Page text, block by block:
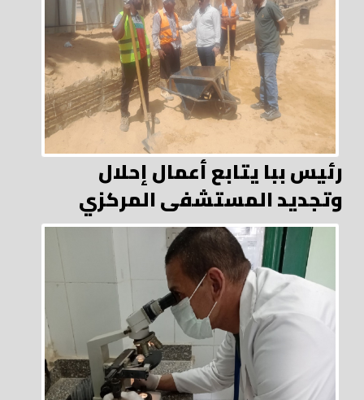
رئيس ببا يتابع أعمال إحلال
وتجديد المستشفى المركزي